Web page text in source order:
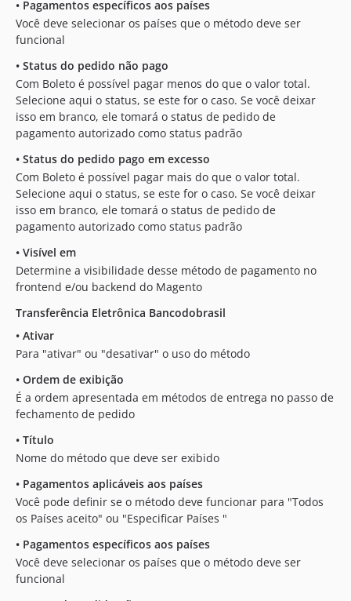
• Pagamentos específicos aos países
Você deve selecionar os países que o método deve ser
funcional
• Status do pedido não pago
Com Boleto é possível pagar menos do que o valor total.
Selecione aqui o status, se este for o caso. Se você deixar
isso em branco, ele tomará o status de pedido de
pagamento autorizado como status padrão
• Status do pedido pago em excesso
Com Boleto é possível pagar mais do que o valor total.
Selecione aqui o status, se este for o caso. Se você deixar
isso em branco, ele tomará o status de pedido de
pagamento autorizado como status padrão
• Visível em
Determine a visibilidade desse método de pagamento no
frontend e/ou backend do Magento
Transferência Eletrônica Bancodobrasil
• Ativar
Para "ativar" ou "desativar" o uso do método
• Ordem de exibição
É a ordem apresentada em métodos de entrega no passo de
fechamento de pedido
• Título
Nome do método que deve ser exibido
• Pagamentos aplicáveis aos países
Você pode definir se o método deve funcionar para "Todos
os Países aceito" ou "Especificar Países "
• Pagamentos específicos aos países
Você deve selecionar os países que o método deve ser
funcional